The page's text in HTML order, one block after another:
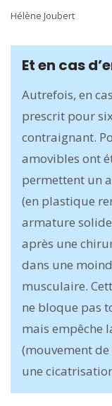
Hélène Joubert
Et en cas
Autrefois, en
prescrit pour
contraignant.
amovibles ont
permettent un
(en plastique
armature
après une
dans une
musculaire.
ne bloque pas
mais empêche
(mouvement
une